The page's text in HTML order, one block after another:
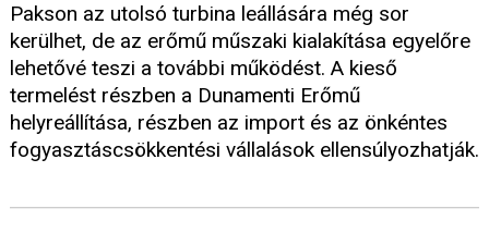
Pakson az utolsó turbina leállására még sor
kerülhet, de az erőmű műszaki kialakítása egyelőre
lehetővé teszi a további működést. A kieső
termelést részben a Dunamenti Erőmű
helyreállítása, részben az import és az önkéntes
fogyasztáscsökkentési vállalások ellensúlyozhatják.